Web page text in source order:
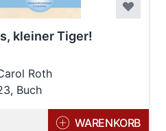
kleiner Tiger!
Roth
Buch
WARENKORB